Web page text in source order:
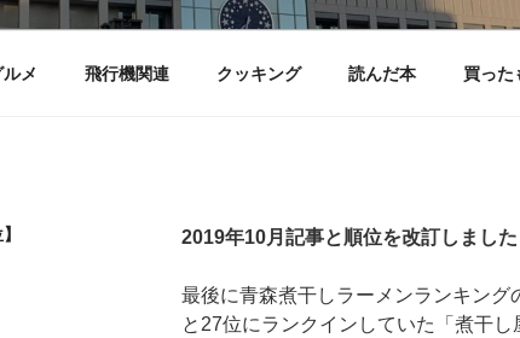
メ 飛行機関連 クッキング 読んだ本 買った
2019年10月記事と順位を改訂しました
最後に青森煮干しラーメンランキン
と27位にランクインしていた「煮干